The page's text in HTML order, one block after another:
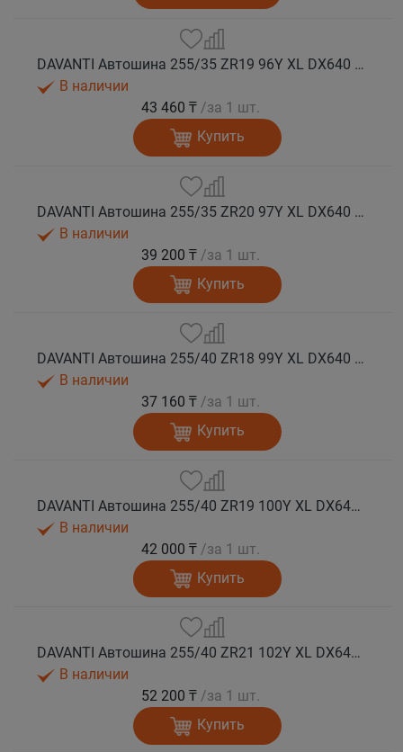
DAVANTI Автошина 255/35 ZR19 96Y XL DX640 RPR лето (Таиланд)
В наличии
43 460 ₸ /за 1 шт.
Купить
DAVANTI Автошина 255/35 ZR20 97Y XL DX640 RPR лето
В наличии
39 200 ₸ /за 1 шт.
Купить
DAVANTI Автошина 255/40 ZR18 99Y XL DX640 RPR лето (Таиланд)
В наличии
37 160 ₸ /за 1 шт.
Купить
DAVANTI Автошина 255/40 ZR19 100Y XL DX640 RPR лето
В наличии
42 000 ₸ /за 1 шт.
Купить
DAVANTI Автошина 255/40 ZR21 102Y XL DX640 RPR лето
В наличии
52 200 ₸ /за 1 шт.
Купить